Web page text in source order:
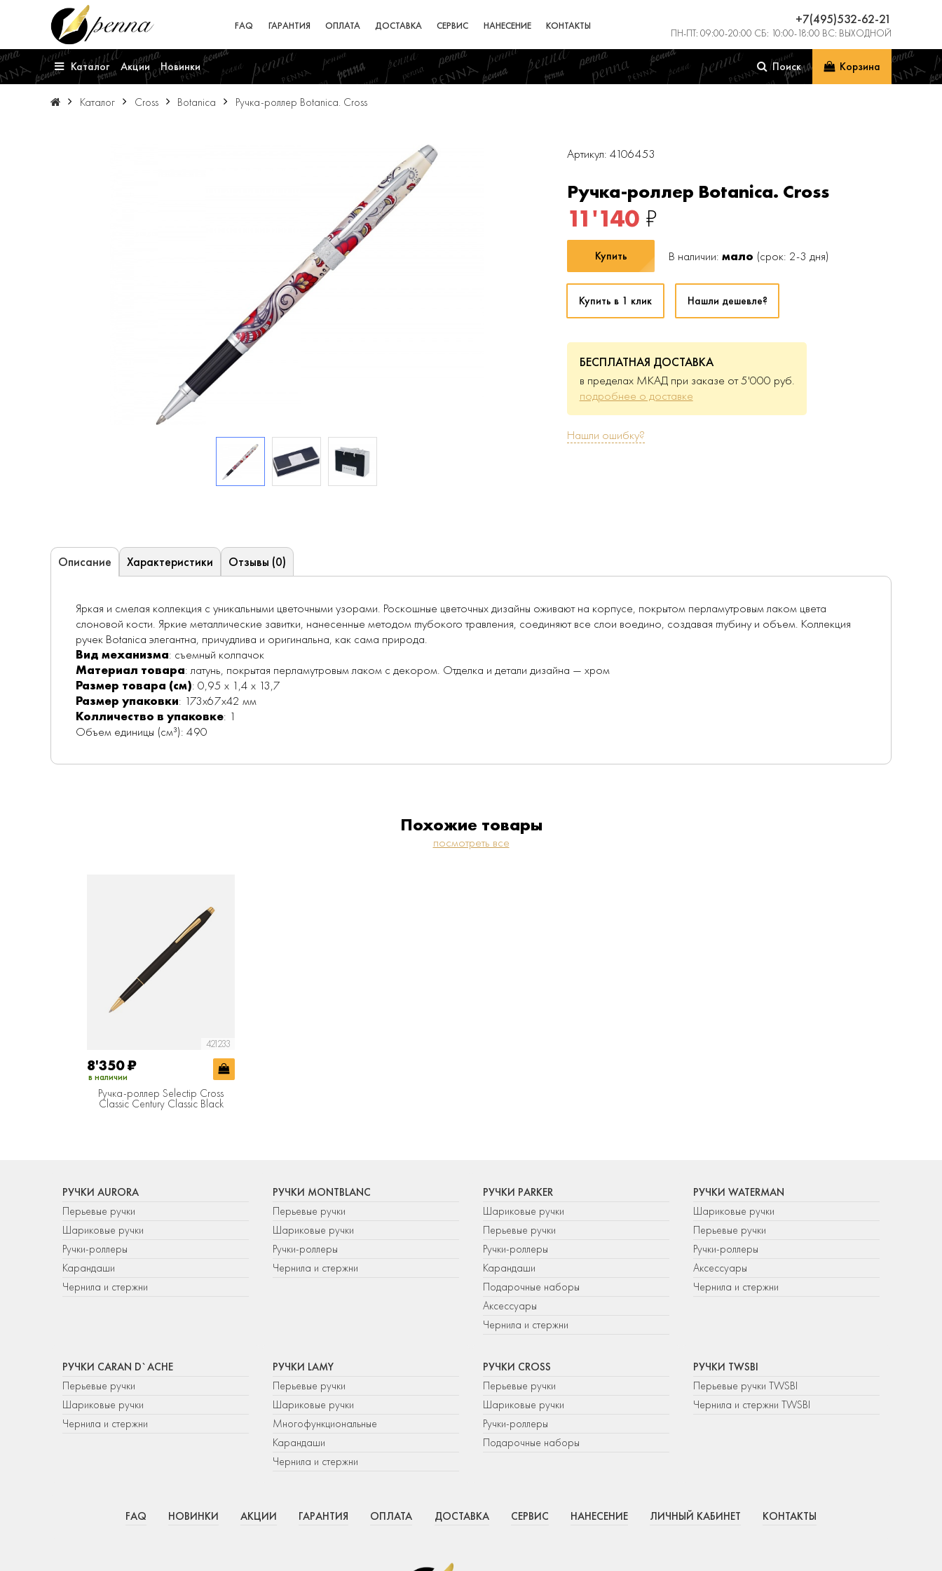
FAQ ГАРАНТИЯ ОПЛАТА ДОСТАВКА СЕРВИС НАНЕСЕНИЕ КОНТАКТЫ +7(495)532-62-21
ПН-ПТ: 09:00-20:00 СБ: 10:00-18:00 ВС: ВЫХОДНОЙ
Каталог Акции Новинки Поиск Корзина
Каталог Cross Botanica Ручка-роллер Botanica. Cross
Артикул: 4106453
Ручка-роллер Botanica. Cross
11'140 ₽
Купить В наличии:мало (срок: 2-3 дня)
Купить в 1 клик Нашли дешевле?
БЕСПЛАТНАЯ ДОСТАВКА
в пределах МКАД при заказе от 5'000 руб.
подробнее о доставке
Нашли ошибку?
Описание Характеристики Отзывы (0)
Яркая и смелая коллекция с уникальными цветочными узорами. Роскошные цветочных дизайны оживают на корпусе, покрытом перламутровым лаком цвета
слоновой кости. Яркие металлические завитки, нанесенные методом глубокого травления, соединяют все слои воедино, создавая глубину и объем. Коллекция
ручек Botanica элегантна, причудлива и оригинальна, как сама природа.
Вид механизма: съемный колпачок
Материал товара: латунь, покрытая перламутровым лаком с декором. Отделка и детали дизайна — хром
Размер товара (см): 0,95 х 1,4 х 13,7
Размер упаковки: 173x67x42 мм
Колличество в упаковке: 1
Объем единицы (см³): 490
Похожие товары
посмотреть все
421233
8'350₽
в наличии
Ручка-роллер Selectip Cross
Classic Century Classic Black
РУЧКИ AURORA
Перьевые ручки
Шариковые ручки
Ручки-роллеры
Карандаши
Чернила и стержни
РУЧКИ MONTBLANC
Перьевые ручки
Шариковые ручки
Ручки-роллеры
Чернила и стержни
РУЧКИ PARKER
Шариковые ручки
Перьевые ручки
Ручки-роллеры
Карандаши
Подарочные наборы
Аксессуары
Чернила и стержни
РУЧКИ WATERMAN
Шариковые ручки
Перьевые ручки
Ручки-роллеры
Аксессуары
Чернила и стержни
РУЧКИ CARAN D`ACHE
Перьевые ручки
Шариковые ручки
Чернила и стержни
РУЧКИ LAMY
Перьевые ручки
Шариковые ручки
Многофункциональные
Карандаши
Чернила и стержни
РУЧКИ CROSS
Перьевые ручки
Шариковые ручки
Ручки-роллеры
Подарочные наборы
РУЧКИ TWSBI
Перьевые ручки TWSBI
Чернила и стержни TWSBI
FAQ НОВИНКИ АКЦИИ ГАРАНТИЯ ОПЛАТА ДОСТАВКА СЕРВИС НАНЕСЕНИЕ ЛИЧНЫЙ КАБИНЕТ КОНТАКТЫ